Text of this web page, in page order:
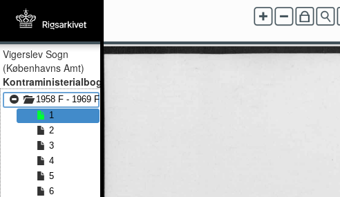
Vigerslev Sogn
(Københavns Amt)
Kontraministerialbog
1958 F - 1969 F
1
2
3
4
5
6